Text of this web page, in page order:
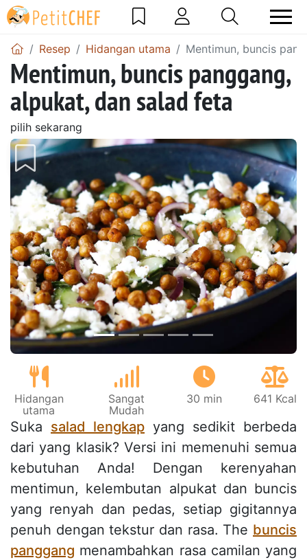
Resep Hidangan utama Mentimun, buncis
Mentimun, buncis panggang,
alpukat, dan salad feta
pilih sekarang
Sebelumnya
Hidangan
utama
Sangat
Mudah
30 min 641 Kcal
Suka salad lengkap yang sedikit berbeda
dari yang klasik? Versi ini memenuhi semua
kebutuhan Anda! Dengan kerenyahan
mentimun, kelembutan alpukat dan buncis
yang renyah dan pedas, setiap gigitannya
penuh dengan tekstur dan rasa. The buncis
panggang menambahkan rasa camilan yang